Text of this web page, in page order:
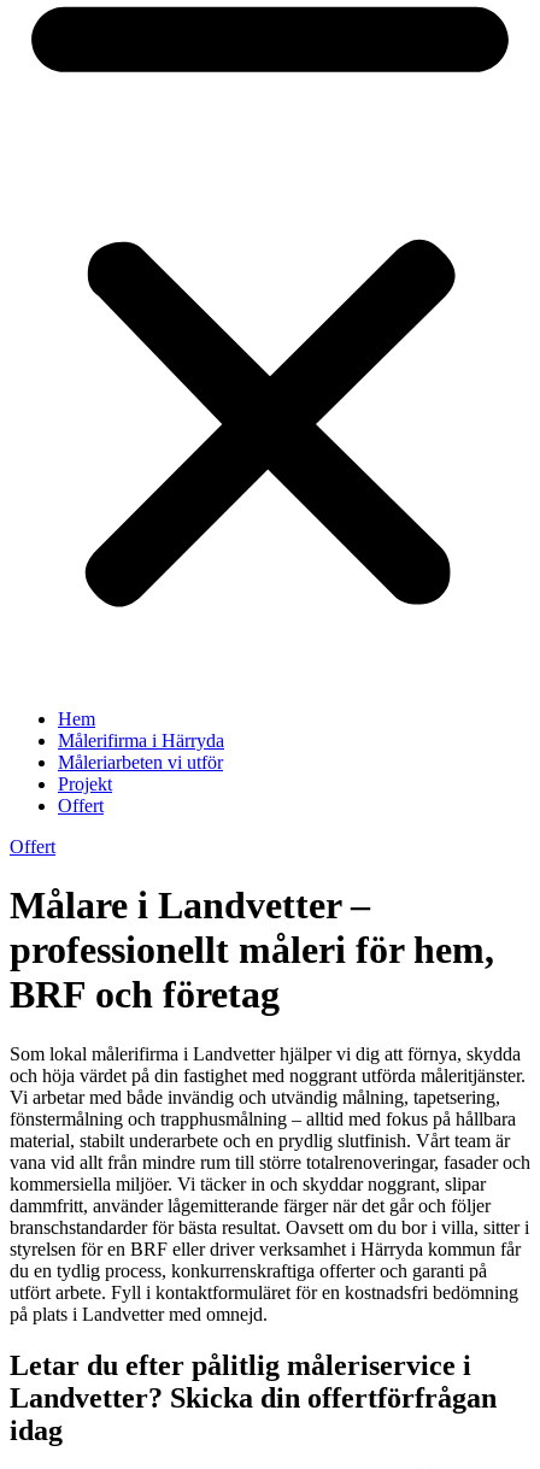
Hem
Målerifirma i Härryda
Måleriarbeten vi utför
Projekt
Offert
Offert
Målare i Landvetter –
professionellt måleri för hem,
BRF och företag
Som lokal målerifirma i Landvetter hjälper vi dig att förnya, skydda
och höja värdet på din fastighet med noggrant utförda måleritjänster.
Vi arbetar med både invändig och utvändig målning, tapetsering,
fönstermålning och trapphusmålning – alltid med fokus på hållbara
material, stabilt underarbete och en prydlig slutfinish. Vårt team är
vana vid allt från mindre rum till större totalrenoveringar, fasader och
kommersiella miljöer. Vi täcker in och skyddar noggrant, slipar
dammfritt, använder lågemitterande färger när det går och följer
branschstandarder för bästa resultat. Oavsett om du bor i villa, sitter i
styrelsen för en BRF eller driver verksamhet i Härryda kommun får
du en tydlig process, konkurrenskraftiga offerter och garanti på
utfört arbete. Fyll i kontaktformuläret för en kostnadsfri bedömning
på plats i Landvetter med omnejd.
Letar du efter pålitlig måleriservice i
Landvetter? Skicka din offertförfrågan
idag